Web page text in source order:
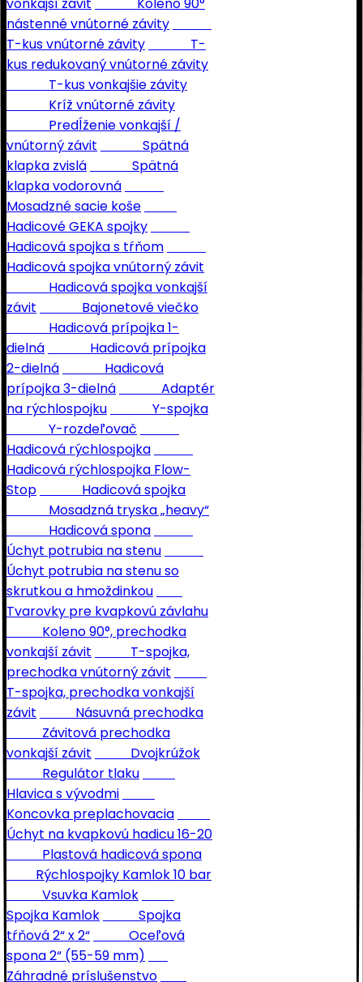
vonkajší závit
Koleno 90°
nástenné vnútorné závity
T-kus vnútorné závity
T-
kus redukovaný vnútorné závity
T-kus vonkajšie závity
Kríž vnútorné závity
Predĺženie vonkajší /
vnútorný závit
Spätná
klapka zvislá
Spätná
klapka vodorovná
Mosadzné sacie koše
Hadicové GEKA spojky
Hadicová spojka s tŕňom
Hadicová spojka vnútorný závit
Hadicová spojka vonkajší
závit
Bajonetové viečko
Hadicová prípojka 1-
dielná
Hadicová prípojka
2-dielná
Hadicová
prípojka 3-dielná
Adaptér
na rýchlospojku
Y-spojka
Y-rozdeľovač
Hadicová rýchlospojka
Hadicová rýchlospojka Flow-
Stop
Hadicová spojka
Mosadzná tryska „heavy“
Hadicová spona
Úchyt potrubia na stenu
Úchyt potrubia na stenu so
skrutkou a hmoždinkou
Tvarovky pre kvapkovú závlahu
Koleno 90°, prechodka
vonkajší závit
T-spojka,
prechodka vnútorný závit
T-spojka, prechodka vonkajší
závit
Násuvná prechodka
Závitová prechodka
vonkajší závit
Dvojkrúžok
Regulátor tlaku
Hlavica s vývodmi
Koncovka preplachovacia
Úchyt na kvapkovú hadicu 16-20
Plastová hadicová spona
Rýchlospojky Kamlok 10 bar
Vsuvka Kamlok
Spojka Kamlok
Spojka
tŕňová 2“ x 2“
Oceľová
spona 2“ (55-59 mm)
Záhradné príslušenstvo